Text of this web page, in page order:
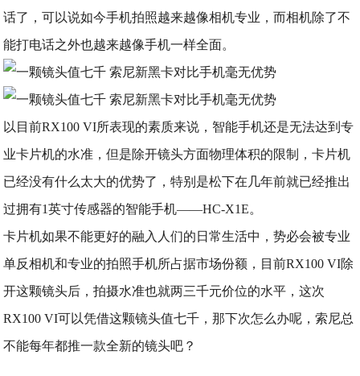
话了，可以说如今手机拍照越来越像相机专业，而相机除了不
能打电话之外也越来越像手机一样全面。
以目前RX100 VI所表现的素质来说，智能手机还是无法达到专
业卡片机的水准，但是除开镜头方面物理体积的限制，卡片机
已经没有什么太大的优势了，特别是松下在几年前就已经推出
过拥有1英寸传感器的智能手机——HC-X1E。
卡片机如果不能更好的融入人们的日常生活中，势必会被专业
单反相机和专业的拍照手机所占据市场份额，目前RX100 VI除
开这颗镜头后，拍摄水准也就两三千元价位的水平，这次
RX100 VI可以凭借这颗镜头值七千，那下次怎么办呢，索尼总
不能每年都推一款全新的镜头吧？